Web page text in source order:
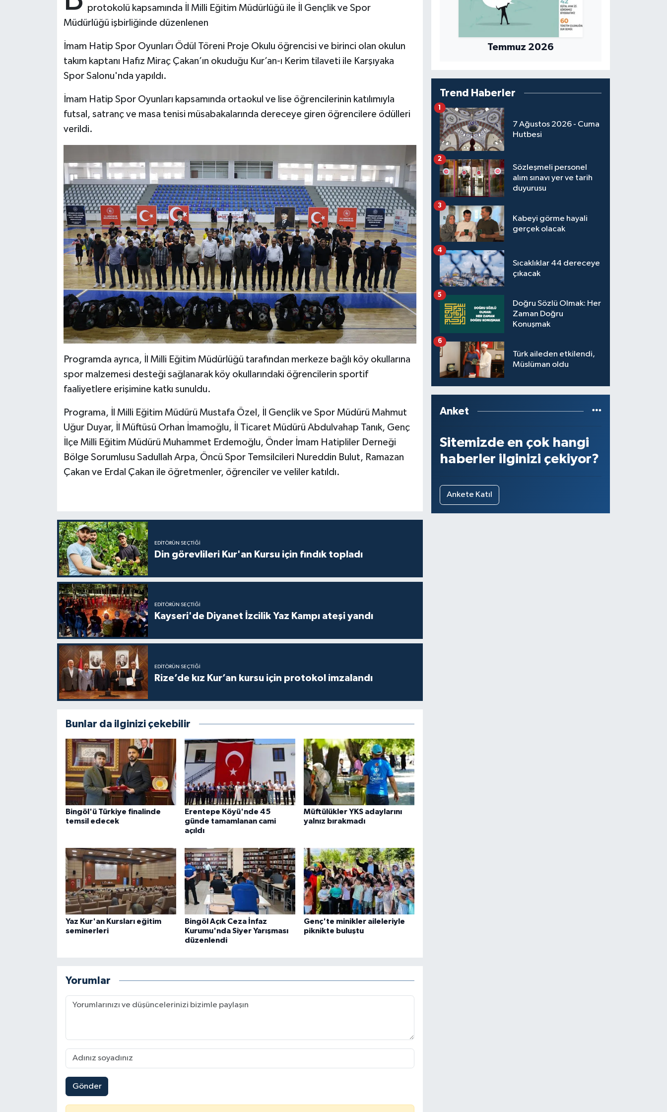
protokolü kapsamında İl Milli Eğitim Müdürlüğü ile İl Gençlik ve Spor
Müdürlüğü işbirliğinde düzenlenen
İmam Hatip Spor Oyunları Ödül Töreni Proje Okulu öğrencisi ve birinci olan okulun
takım kaptanı Hafız Miraç Çakan’ın okuduğu Kur’an-ı Kerim tilaveti ile Karşıyaka
Spor Salonu'nda yapıldı.
İmam Hatip Spor Oyunları kapsamında ortaokul ve lise öğrencilerinin katılımıyla
futsal, satranç ve masa tenisi müsabakalarında dereceye giren öğrencilere ödülleri
verildi.
Programda ayrıca, İl Milli Eğitim Müdürlüğü tarafından merkeze bağlı köy okullarına
spor malzemesi desteği sağlanarak köy okullarındaki öğrencilerin sportif
faaliyetlere erişimine katkı sunuldu.
Programa, İl Milli Eğitim Müdürü Mustafa Özel, İl Gençlik ve Spor Müdürü Mahmut
Uğur Duyar, İl Müftüsü Orhan İmamoğlu, İl Ticaret Müdürü Abdulvahap Tanık, Genç
İlçe Milli Eğitim Müdürü Muhammet Erdemoğlu, Önder İmam Hatipliler Derneği
Bölge Sorumlusu Sadullah Arpa, Öncü Spor Temsilcileri Nureddin Bulut, Ramazan
Çakan ve Erdal Çakan ile öğretmenler, öğrenciler ve veliler katıldı.
EDITÖRÜN SEÇTIĞI
Din görevlileri Kur'an Kursu için fındık topladı
EDITÖRÜN SEÇTIĞI
Kayseri'de Diyanet İzcilik Yaz Kampı ateşi yandı
EDITÖRÜN SEÇTIĞI
Rize’de kız Kur’an kursu için protokol imzalandı
Bunlar da ilginizi çekebilir
Bingöl'ü Türkiye finalinde
temsil edecek
Erentepe Köyü'nde 45
günde tamamlanan cami
açıldı
Müftülükler YKS adaylarını
yalnız bırakmadı
Yaz Kur'an Kursları eğitim
seminerleri
Bingöl Açık Ceza İnfaz
Kurumu'nda Siyer Yarışması
düzenlendi
Genç'te minikler aileleriyle
piknikte buluştu
Yorumlar
Gönder
Temmuz 2026
Trend Haberler
7 Ağustos 2026 - Cuma
Hutbesi
1
Sözleşmeli personel
alım sınavı yer ve tarih
duyurusu
2
Kabeyi görme hayali
gerçek olacak
3
Sıcaklıklar 44 dereceye
çıkacak
4
Doğru Sözlü Olmak: Her
Zaman Doğru
Konuşmak
5
Türk aileden etkilendi,
Müslüman oldu
6
Anket
Sitemizde en çok hangi
haberler ilginizi çekiyor?
Ankete Katıl
Bitlis Müftülüğü
Bolu Müftülüğü
Burdur Müftülüğü
Bursa Müftülüğü
Çanakkale Müftülüğü
Çorum Müftülüğü
Denizli Müftülüğü
Diyarbakır Müftülüğü
Düzce Müftülüğü
Edirne Müftülüğü
Elazığ Müftülüğü
Erzincan Müftülüğü
Eskişehir Müftülüğü
Giresun Müftülüğü
Gümüşhane Müftülüğü
Hakkari Müftülüğü
Iğdır Müftülüğü
Isparta Müftülüğü
İstanbul Müftülüğü
İzmir Müftülüğü
Kahramanmaraş Müftülüğü
Karabük Müftülüğü
Karaman Müftülüğü
Kayseri Müftülüğü
Kilis Müftülüğü
Kırıkkale Müftülüğü
Kırşehir Müftülüğü
Kocaeli Müftülüğü
Konya Müftülüğü
Kütahya Müftülüğü
Manisa Müftülüğü
Muğla Müftülüğü
Muş Müftülüğü
Makaleler
Duyurular
Biyografiler
Diyanet TV
İhtida Haberleri